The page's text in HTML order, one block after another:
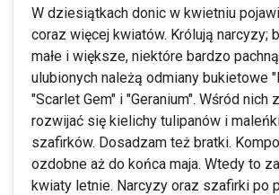
W dziesiątkach donic w kwietniu
coraz więcej kwiatów. Królują narcyzy;
małe i większe, niektóre bardzo
ulubionych należą odmiany bukietowe
"Scarlet Gem" i "Geranium". Wśród nich
rozwijać się kielichy tulipanów i
szafirków. Dosadzam też bratki.
ozdobne aż do końca maja. Wtedy to
kwiaty letnie. Narcyzy oraz szafirki po